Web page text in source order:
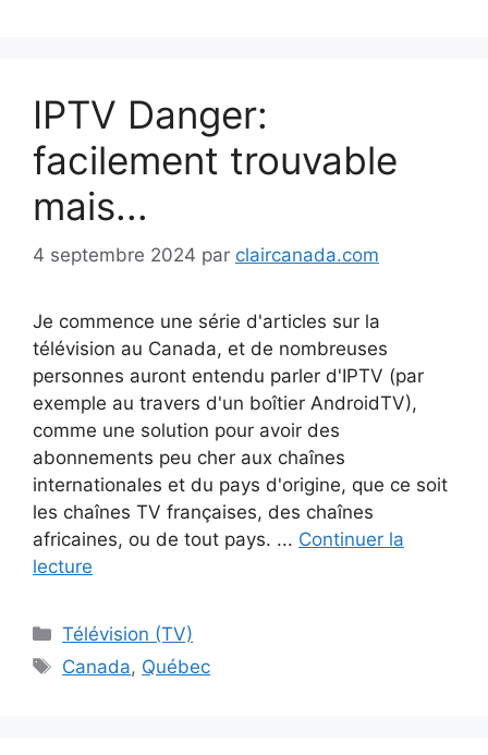
IPTV Danger:
facilement trouvable
mais...
4 septembre 2024 par claircanada.com
Je commence une série d'articles sur la
télévision au Canada, et de nombreuses
personnes auront entendu parler d'IPTV (par
exemple au travers d'un boîtier AndroidTV),
comme une solution pour avoir des
abonnements peu cher aux chaînes
internationales et du pays d'origine, que ce soit
les chaînes TV françaises, des chaînes
africaines, ou de tout pays. ... Continuer la
lecture
Catégories
Télévision (TV)
Étiquettes
Canada, Québec